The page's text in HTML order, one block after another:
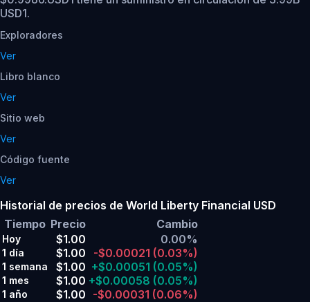
USD1.
Exploradores
Ver
Libro blanco
Ver
Sitio web
Ver
Código fuente
Ver
Historial de precios de World Liberty Financial USD
Tiempo Precio Cambio
Hoy $1.00 0.00%
1 día $1.00 -$0.00021 (0.03%)
1 semana $1.00 +$0.00051 (0.05%)
1 mes $1.00 +$0.00058 (0.05%)
1 año $1.00 -$0.00031 (0.06%)